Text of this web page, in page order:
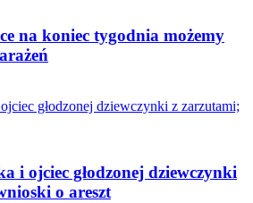
na koniec tygodnia możemy
i ojciec głodzonej dziewczynki
o areszt